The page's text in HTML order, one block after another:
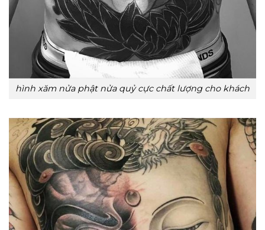
hình xăm nửa phật nửa quỷ cực chất lượng cho khách